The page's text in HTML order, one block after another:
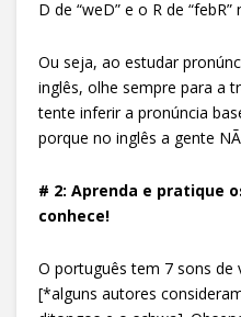
D de “weD” e o R de
Ou seja, ao estudar
inglês, olhe sempre para a
tente inferir a pronúncia
porque no inglês a gente
# 2: Aprenda e pratique
conhece!
O português tem 7 sons de
[*alguns autores